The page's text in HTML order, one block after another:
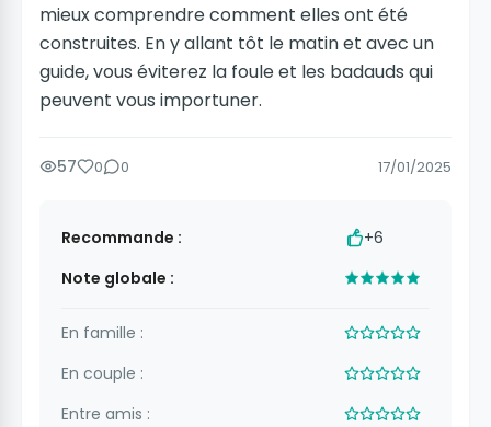
mieux comprendre comment elles ont été
construites. En y allant tôt le matin et avec un
guide, vous éviterez la foule et les badauds qui
peuvent vous importuner.
57 0 0 17/01/2025
Recommande :
+6
Note globale :
En famille :
En couple :
Entre amis :